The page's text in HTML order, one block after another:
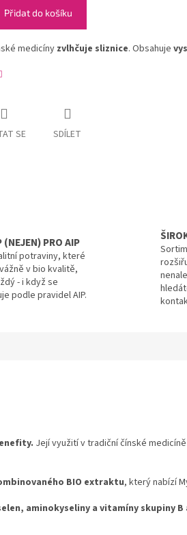
Přidat do košíku
medicínyzvlhčuje sliznice. Obsahuje
SE SDÍLET
(NEJEN) PRO AIP
potraviny, které
v bio kvalitě,
- i když se
podle pravidel AIP.
Její využití v tradiční čínské
BIO extraktu, který nabízí
aminokyseliny a vitamíny skupiny B